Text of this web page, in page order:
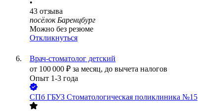
•
43 отзыва
посёлок Баренцбург
Можно без резюме
Откликнуться
Врач-стоматолог детский
от 100 000 ₽ за месяц, до вычета налогов
Опыт 1-3 года
СПб ГБУЗ Стоматологическая поликлиника №15